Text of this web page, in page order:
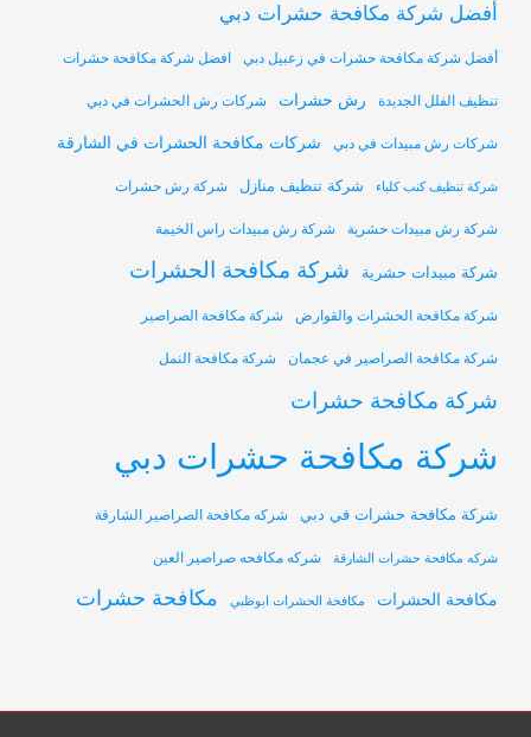
أفضل شركة مكافحة حشرات دبي
أفضل شركة مكافحة حشرات في زعبيل دبي افضل شركة مكافحة حشرات
تنظيف الفلل الجديدة رش حشرات شركات رش الحشرات في دبي
شركات رش مبيدات في دبي شركات مكافحة الحشرات في الشارقة
شركة تنظيف كنب كلباء شركة تنظيف منازل شركة رش حشرات
شركة رش مبيدات حشرية شركة رش مبيدات راس الخيمة
شركة مبيدات حشرية شركة مكافحة الحشرات
شركة مكافحة الحشرات والقوارض شركة مكافحة الصراصير
شركة مكافحة الصراصير في عجمان شركة مكافحة النمل
شركة مكافحة حشرات
شركة مكافحة حشرات دبي
شركة مكافحة حشرات في دبي شركه مكافحة الصراصير الشارقة
شركه مكافحة حشرات الشارقة شركه مكافحه صراصير العين
مكافحة الحشرات مكافحة الحشرات ابوظبي مكافحة حشرات